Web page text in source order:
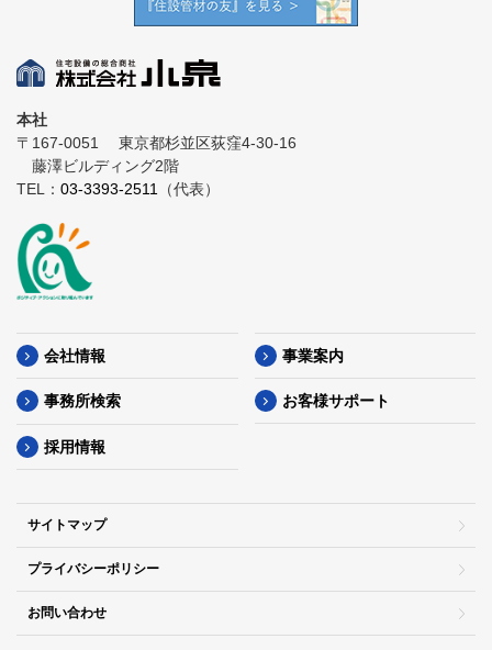
本社
〒167-0051
東京都杉並区荻窪4-30-16
藤澤ビルディング2階
TEL： 03-3393-2511 （代表）
会社情報 事業案内
事務所検索 お客様サポート
採用情報
サイトマップ
プライバシーポリシー
お問い合わせ